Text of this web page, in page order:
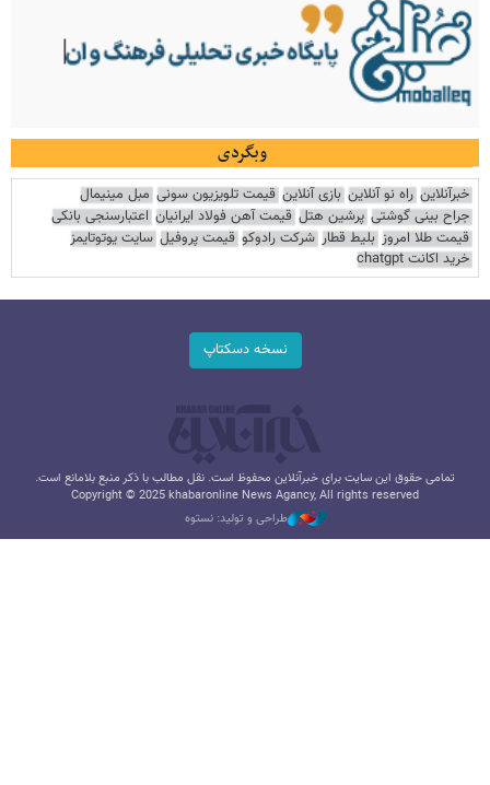
وبگردی
خبرآنلاین راه نو آنلاین بازی آنلاین قیمت تلویزیون سونی مبل مینیمال
جراح بینی گوشتی پرشین هتل قیمت آهن فولاد ایرانیان اعتبارسنجی بانکی
قیمت طلا امروز بلیط قطار شرکت رادوکو قیمت پروفیل سایت یوتوتایمز
خرید اکانت chatgpt
نسخه دسکتاپ
تمامی حقوق این سایت برای خبرآنلاین محفوظ است. نقل مطالب با ذکر منبع بلامانع است.
Copyright © 2025 khabaronline News Agancy, All rights reserved
طراحی و تولید: نستوه